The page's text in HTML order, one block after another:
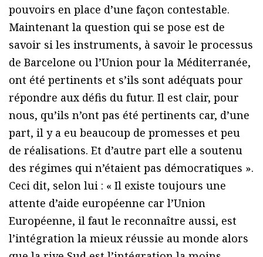
pouvoirs en place d’une façon contestable.
Maintenant la question qui se pose est de
savoir si les instruments, à savoir le processus
de Barcelone ou l’Union pour la Méditerranée,
ont été pertinents et s’ils sont adéquats pour
répondre aux défis du futur. Il est clair, pour
nous, qu’ils n’ont pas été pertinents car, d’une
part, il y a eu beaucoup de promesses et peu
de réalisations. Et d’autre part elle a soutenu
des régimes qui n’étaient pas démocratiques ».
Ceci dit, selon lui : « Il existe toujours une
attente d’aide européenne car l’Union
Européenne, il faut le reconnaître aussi, est
l’intégration la mieux réussie au monde alors